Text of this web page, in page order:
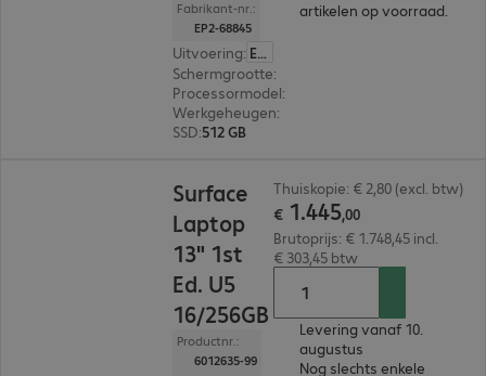
Fabrikant-nr.:
EP2-68845
Uitvoering: Europa
Schermgrootte:
Processormodel:
Werkgeheugen:
SSD:512 GB
artikelen op voorraad.
Surface
Laptop
13" 1st
Ed. U5
16/256GB
Productnr.:
6012635-99
Thuiskopie: € 2,80 (excl. btw)
€ 1.445,00
Brutoprijs: € 1.748,45 incl.
€ 303,45 btw
Levering vanaf 10.
augustus
Nog slechts enkele